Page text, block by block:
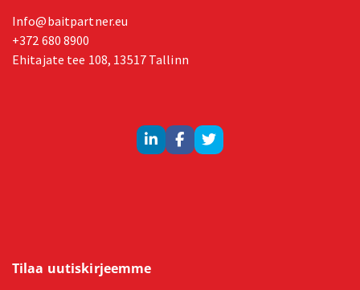
Info@baitpartner.eu
+372 680 8900
Ehitajate tee 108, 13517 Tallinn
Tilaa uutiskirjeemme